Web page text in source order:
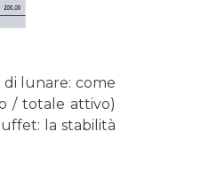
di lunare: come
/ totale attivo)
la stabilità